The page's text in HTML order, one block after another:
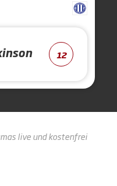
12
live und kostenfrei